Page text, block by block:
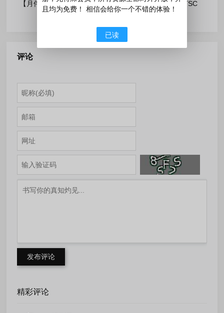
【月伴流星】Windows11
【月伴流星】Win11 LTSC
装版2026.04
评论
发布评论
精彩评论
且均为免费！ 相信会给你一个不错的体验！
已读